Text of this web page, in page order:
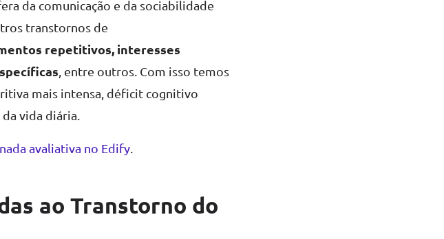
da comunicação e da sociabilidade
transtornos de
repetitivos, interesses
, entre outros. Com isso temos
mais intensa, déficit cognitivo
vida diária.
avaliativa no Edify
ao Transtorno do